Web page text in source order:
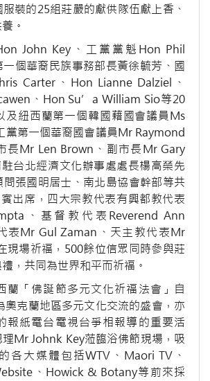
裝的25組莊嚴的獻供隊伍獻上香、
。
John Key、工黨黨魁Hon Phil
個華裔民族事務部長黃徐毓芳、國
Carter、Hon Lianne Dalziel、
、Hon Su’a William Sio等20
及紐西蘭第一個韓國藉國會議員Ms
黨第一個華裔國會議員Mr Raymond
長Mr Len Brown、副市長Mr Gary
台北經濟文化辦事處處長楊高榮先
張國明居士、南北島協會幹部等共
出席，四大宗教代表有興都教代表
、基督教代表Reverend Ann
表Mr Gul Zaman、天主教代表Mr
現場祈福，500餘位信眾同時參與莊
，共同為世界和平而祈福。
蘭「佛誕節多元文化祈福法會」自
奧克蘭地區多元文化交流的盛會，亦
報紙電台電視台爭相報導的重要活
Mr Johnk Key蒞臨浴佛節現場，吸
各大媒體包括WTV、Maori TV、
、Howick & Botany等前來採